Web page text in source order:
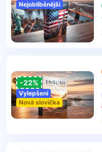
Nejoblíběnější
-22%
Vylepšení
Nová slovíčka